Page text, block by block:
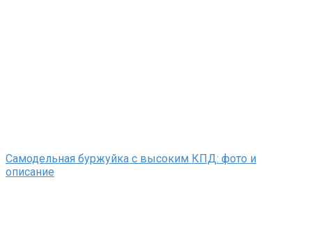
Самодельная буржуйка с высоким КПД: фото и
описание